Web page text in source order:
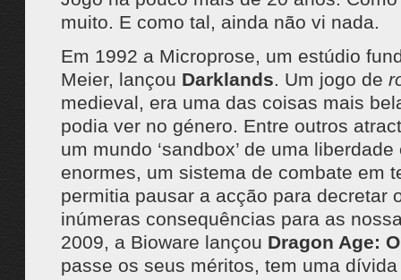
muito. E como tal, ainda não vi nada.
Em 1992 a Microprose, um estúdio
Meier, lançou Darklands. Um jogo de
medieval, era uma das coisas mais
podia ver no género. Entre outros
um mundo ‘sandbox’ de uma
enormes, um sistema de combate em
permitia pausar a acção para decretar
inúmeras consequências para as
2009, a Bioware lançou Dragon Age:
passe os seus méritos, tem uma